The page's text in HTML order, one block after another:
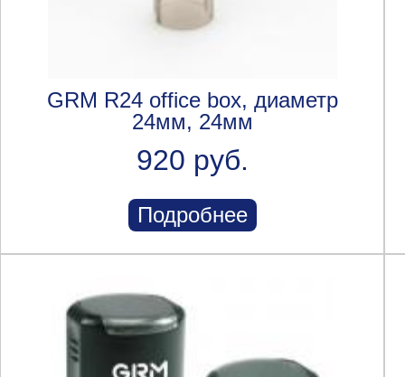
GRM R24 office box, диаметр
24мм, 24мм
920 руб.
Подробнее